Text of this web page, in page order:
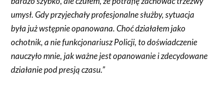
umysł. Gdy przyjechały profesjonalne służby, sytuacja
była już wstępnie opanowana. Choć działałem jako
ochotnik, a nie funkcjonariusz Policji, to doświadczenie
nauczyło mnie, jak ważne jest opanowanie i zdecydowane
działanie pod presją czasu.”